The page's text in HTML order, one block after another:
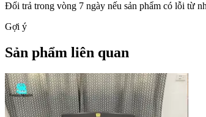
Đổi trả trong vòng 7 ngày nếu sản phẩm có lỗi từ
Gợi ý
Sản phẩm liên quan